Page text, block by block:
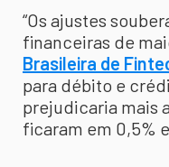
“Os ajustes
financeiras de
Brasileira de
para débito e
prejudicaria mais
ficaram em 0,5%